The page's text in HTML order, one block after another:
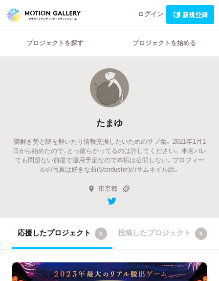
ログイン 新規登録
プロジェクトを探す プロジェクトを始める
たまゆ
謎解き勢と謎を解いたり情報交換したいためのサブ垢。 2021年1月1
日から始めたので、とっ散らかってるのは許してください。 本名バレ
ても問題ない前提で運用予定なので本垢は公開しない。プロフィー
ルの写真は好きな曲(Starduster)のサムネイル絵。
東京都
応援したプロジェクト 3 投稿したプロジェクト 0